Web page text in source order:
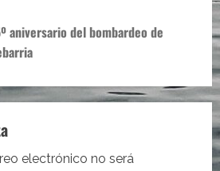
aniversario del bombardeo de
electrónico no será